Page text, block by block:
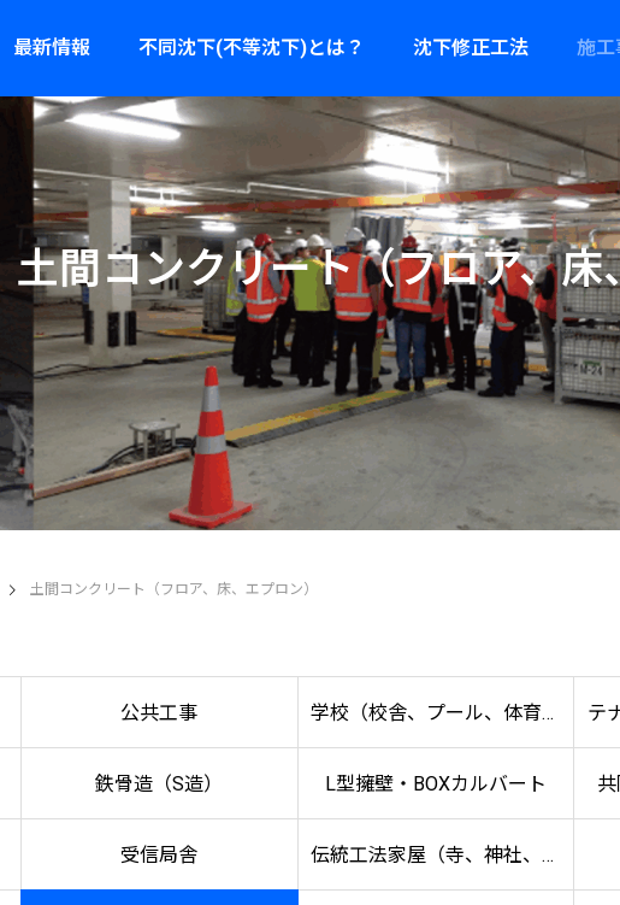
最新情報 不同沈下(不等沈下)とは？ 沈下修正工法 施工
土間コンクリート（フロア、床
土間コンクリート（フロア、床、エプロン）
公共工事 学校（校舎、プール、体育館
など）
テ
鉄骨造（S造） L型擁壁・BOXカルバート
受信局舎 伝統工法家屋（寺、神社、古